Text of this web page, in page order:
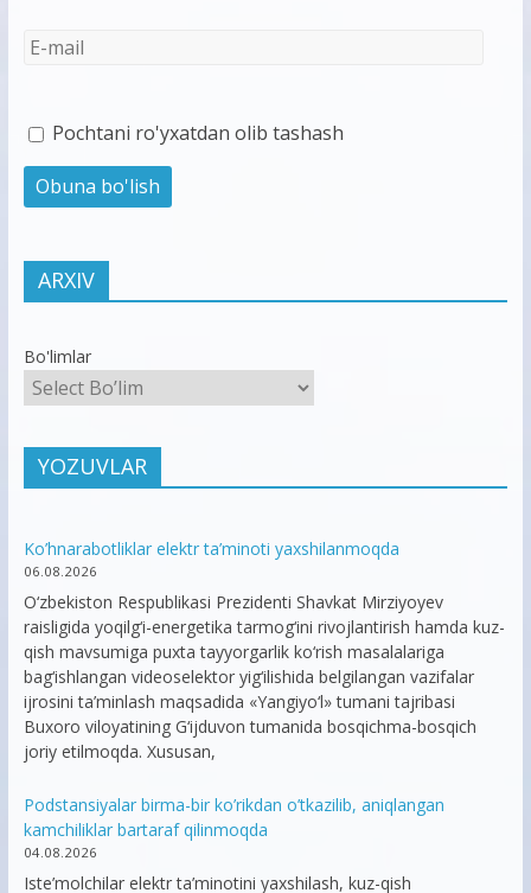
Pochtani ro'yxatdan olib tashash
ARXIV
Bo'limlar
YOZUVLAR
Ko’hnarabotliklar elektr ta’minoti yaxshilanmoqda
06.08.2026
O‘zbekiston Respublikasi Prezidenti Shavkat Mirziyoyev
raisligida yoqilg‘i-energetika tarmog‘ini rivojlantirish hamda kuz-
qish mavsumiga puxta tayyorgarlik ko‘rish masalalariga
bag‘ishlangan videoselektor yig‘ilishida belgilangan vazifalar
ijrosini ta’minlash maqsadida «Yangiyo‘l» tumani tajribasi
Buxoro viloyatining G‘ijduvon tumanida bosqichma-bosqich
joriy etilmoqda. Xususan,
Podstansiyalar birma-bir ko’rikdan o’tkazilib, aniqlangan
kamchiliklar bartaraf qilinmoqda
04.08.2026
Iste’molchilar elektr ta’minotini yaxshilash, kuz-qish